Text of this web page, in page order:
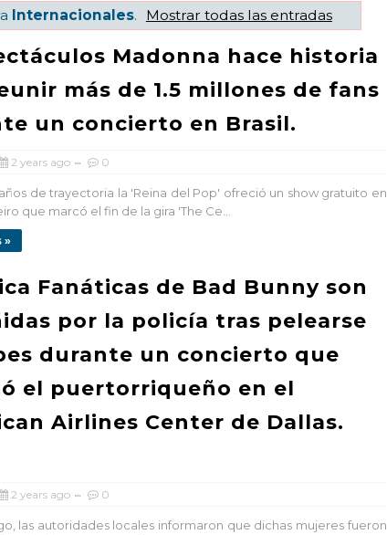
Internacionales. Mostrar todas las entradas
Madonna hace historia
más de 1.5 millones de fans
un concierto en Brasil.
2 years ago 0
de trayectoria la 'Reina del Pop' ofreció un show gratuito en
que marcó el fin de la gira 'The Ce...
»
Fanáticas de Bad Bunny son
por la policía tras pelearse
durante un concierto que
el puertorriqueño en el
Airlines Center de Dallas.
2 years ago 0
las autoridades locales informaron que dichas mujeres fueron